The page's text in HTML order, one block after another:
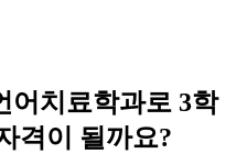
어치료학과로 3학
격이 될까요?